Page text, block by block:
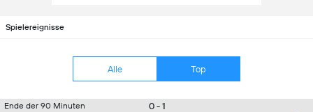
Spielereignisse
Alle Top
Ende der 90 Minuten 0 - 1